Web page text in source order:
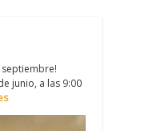
septiembre!
junio, a las 9:00